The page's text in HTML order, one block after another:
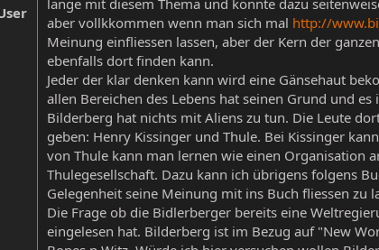
aber vollkkommen wenn man sich mal http://
Meinung einfliessen lassen, aber der Kern der
ebenfalls dort finden kann.
Jeder der klar denken kann wird eine Gänsehaut
allen Bereichen des Lebens hat seinen Grund und
Bilderberg hat nichts mit Aliens zu tun. Die Leute
geben: Henry Kissinger und Thule. Bei Kissinger
von Thule kann man lernen wie einen Organisation
Thulegesellschaft. Dazu kann ich übrigens folgens
Gelegenheit seine Meinung mit ins Buch fliessen zu
Die Frage ob die Bidlerberger bereits eine
eingelesen hat. Bilderberg ist im Bezug auf "New